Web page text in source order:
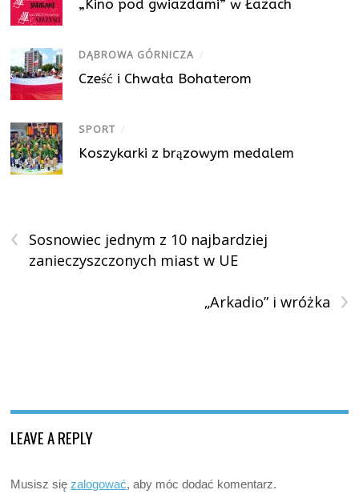
„Kino pod gwiazdami” w Łazach
DĄBROWA GÓRNICZA /
Cześć i Chwała Bohaterom
SPORT /
Koszykarki z brązowym medalem
‹
Sosnowiec jednym z 10 najbardziej
zanieczyszczonych miast w UE
›
„Arkadio” i wróżka
LEAVE A REPLY
Musisz sięzalogować, aby móc dodać komentarz.